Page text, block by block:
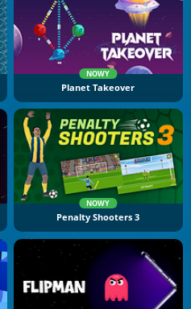
NOWY
Planet Takeover
NOWY
Penalty Shooters 3